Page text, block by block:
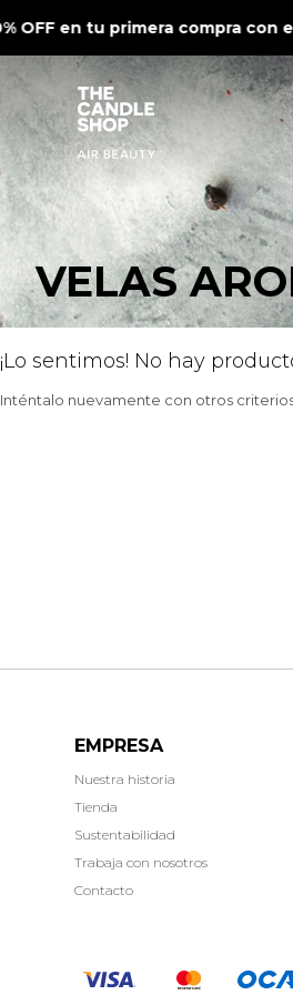
en tu primera compra con
VELAS
¡Lo sentimos! No hay
Inténtalo nuevamente con otros
EMPRESA
Nuestra historia
Tienda
Sustentabilidad
Trabaja con nosotros
Contacto